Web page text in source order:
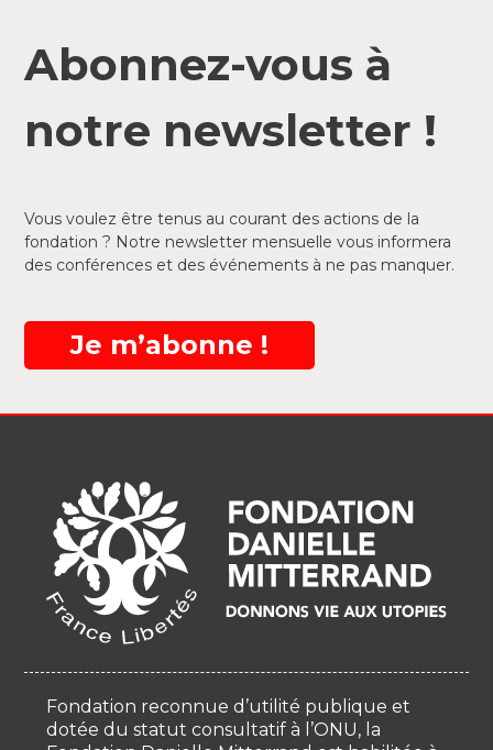
Abonnez-vous à
notre newsletter !
Vous voulez être tenus au courant des actions de la
fondation ? Notre newsletter mensuelle vous informera
des conférences et des événements à ne pas manquer.
Je m’abonne !
Fondation reconnue d’utilité publique et
dotée du statut consultatif à l’ONU, la